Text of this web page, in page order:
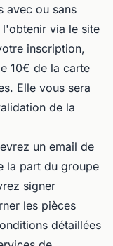
avec ou sans
via le site
inscription,
10€ de la carte
Elle vous sera
de la
un email de
la part du groupe
signer
les pièces
détaillées